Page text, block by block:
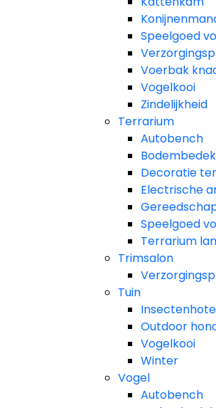
Speelgoed
Voerbak
Vogelkooi
Zindelijkheid
Terrarium
Autobench
Decoratie
Electrische
Speelgoed
Terrarium
Trimsalon
Tuin
Outdoor
Vogelkooi
Winter
Vogel
Autobench